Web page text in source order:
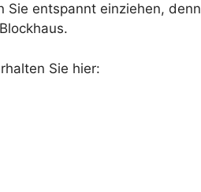
Sie entspannt einziehen, denn
Sie hier: